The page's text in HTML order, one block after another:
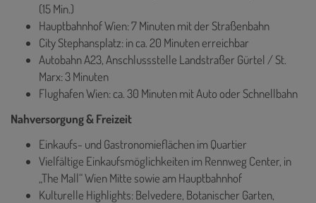
(15 Min.)
Hauptbahnhof Wien: 7 Minuten mit der Straßenbahn
City Stephansplatz: in ca. 20 Minuten erreichbar
Autobahn A23, Anschlussstelle Landstraßer Gürtel / St.
Marx: 3 Minuten
Flughafen Wien: ca. 30 Minuten mit Auto oder Schnellbahn
Nahversorgung & Freizeit
Einkaufs- und Gastronomieflächen im Quartier
Vielfältige Einkaufsmöglichkeiten im Rennweg Center, in
„The Mall“ Wien Mitte sowie am Hauptbahnhof
Kulturelle Highlights: Belvedere, Botanischer Garten,